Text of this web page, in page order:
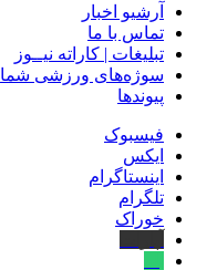
آرشیو اخبار
تماس‌ با‌ ما
تبلیغات | کاراته نیــوز
سوژه‌های ورزشی شما
پیوندها
فیسبوک
ایکس
اینستاگرام
تلگرام
خوراک